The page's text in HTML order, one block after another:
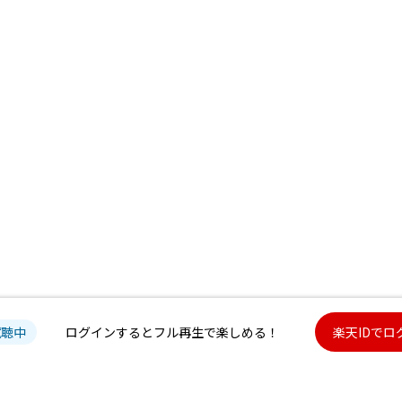
中 ログインするとフル再生で楽しめる！ 楽天IDでロ